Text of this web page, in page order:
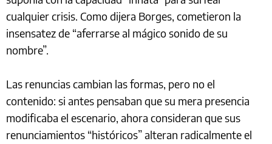
cualquier crisis. Como dijera Borges, cometieron la
insensatez de “aferrarse al mágico sonido de su
nombre”.
Las renuncias cambian las formas, pero no el
contenido: si antes pensaban que su mera presencia
modificaba el escenario, ahora consideran que sus
renunciamientos “históricos” alteran radicalmente el